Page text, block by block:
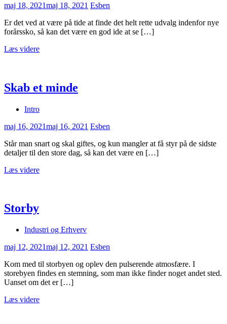
maj 18, 2021maj 18, 2021 Esben
Er det ved at være på tide at finde det helt rette udvalg indenfor nye
forårssko, så kan det være en god ide at se […]
Læs videre
Skab et minde
Intro
maj 16, 2021maj 16, 2021 Esben
Står man snart og skal giftes, og kun mangler at få styr på de sidste
detaljer til den store dag, så kan det være en […]
Læs videre
Storby
Industri og Erhverv
maj 12, 2021maj 12, 2021 Esben
Kom med til storbyen og oplev den pulserende atmosfære. I
storebyen findes en stemning, som man ikke finder noget andet sted.
Uanset om det er […]
Læs videre